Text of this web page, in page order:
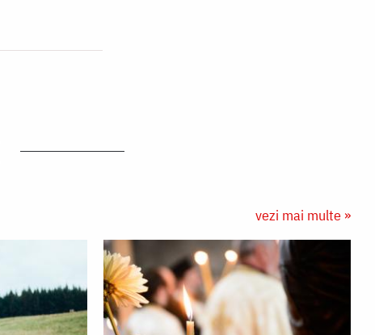
vezi mai multe »